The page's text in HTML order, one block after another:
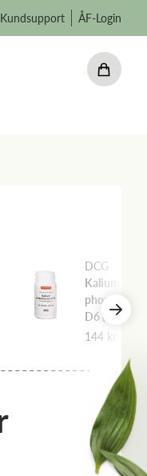
Kundsupport ÅF-Login
DCG
Kalium
D6 (cellsalt
144 kr